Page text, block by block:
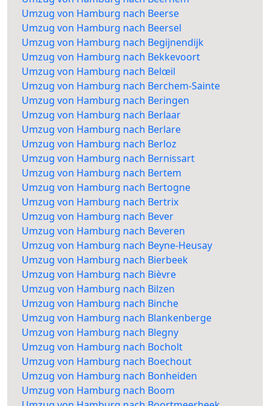
Umzug von Hamburg nach Beerse
Umzug von Hamburg nach Beersel
Umzug von Hamburg nach Begijnendijk
Umzug von Hamburg nach Bekkevoort
Umzug von Hamburg nach Belœil
Umzug von Hamburg nach Berchem-Sainte
Umzug von Hamburg nach Beringen
Umzug von Hamburg nach Berlaar
Umzug von Hamburg nach Berlare
Umzug von Hamburg nach Berloz
Umzug von Hamburg nach Bernissart
Umzug von Hamburg nach Bertem
Umzug von Hamburg nach Bertogne
Umzug von Hamburg nach Bertrix
Umzug von Hamburg nach Bever
Umzug von Hamburg nach Beveren
Umzug von Hamburg nach Beyne-Heusay
Umzug von Hamburg nach Bierbeek
Umzug von Hamburg nach Bièvre
Umzug von Hamburg nach Bilzen
Umzug von Hamburg nach Binche
Umzug von Hamburg nach Blankenberge
Umzug von Hamburg nach Blegny
Umzug von Hamburg nach Bocholt
Umzug von Hamburg nach Boechout
Umzug von Hamburg nach Bonheiden
Umzug von Hamburg nach Boom